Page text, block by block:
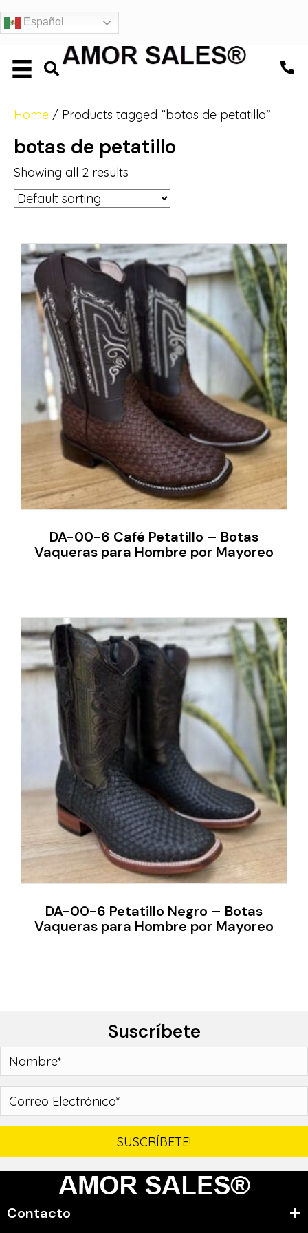
Español
Home / Products tagged “botas de petatillo”
botas de petatillo
Showing all 2 results
DA-00-6 Café Petatillo – Botas
Vaqueras para Hombre por Mayoreo
DA-00-6 Petatillo Negro – Botas
Vaqueras para Hombre por Mayoreo
Suscríbete
SUSCRÍBETE!
Contacto